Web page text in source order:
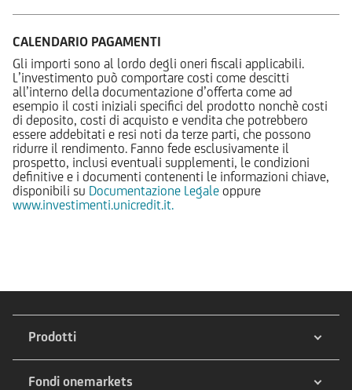
CALENDARIO PAGAMENTI
Gli importi sono al lordo degli oneri fiscali applicabili.
L’investimento può comportare costi come descitti
all’interno della documentazione d’offerta come ad
esempio il costi iniziali specifici del prodotto nonchè costi
di deposito, costi di acquisto e vendita che potrebbero
essere addebitati e resi noti da terze parti, che possono
ridurre il rendimento. Fanno fede esclusivamente il
prospetto, inclusi eventuali supplementi, le condizioni
definitive e i documenti contenenti le informazioni chiave,
disponibili su Documentazione Legale oppure
www.investimenti.unicredit.it.
Prodotti
Fondi onemarkets